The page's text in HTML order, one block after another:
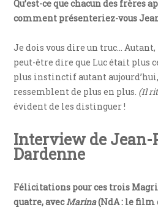
Qu’est-ce que chacun des frères
comment présenteriez-vous
Je dois vous dire un truc…
peut-être dire que Luc était plus
plus instinctif autant aujourd’hui,
ressemblent de plus en plus. (Il
évident de les distinguer !
Interview de Jean-
Dardenne
Félicitations pour ces trois
quatre, avecMarina(NdA : le film